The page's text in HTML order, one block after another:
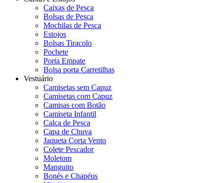
Caixas de Pesca
Bolsas de Pesca
Mochilas de Pesca
Estojos
Bolsas Tiracolo
Pochete
Porta Empate
Bolsa porta Carretilhas
Vestuário
Camisetas sem Capuz
Camisetas com Capuz
Camisas com Botão
Camiseta Infantil
Calça de Pesca
Capa de Chuva
Jaqueta Corta Vento
Colete Pescador
Moletom
Manguito
Bonés e Chapéus